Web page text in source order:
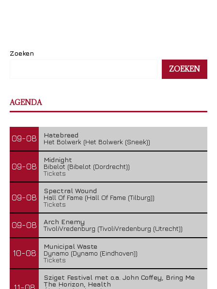
Zoeken
ZOEKEN
AGENDA
09-08
Hatebreed
Het Bolwerk (Het Bolwerk (Sneek))
09-08
Midnight
Bibelot (Bibelot (Dordrecht))
Tickets
09-08
Spectral Wound
Hall Of Fame (Hall Of Fame (Tilburg))
Tickets
09-08
Arch Enemy
TivoliVredenburg (TivoliVredenburg (Utrecht))
10-08
Municipal Waste
Dynamo (Dynamo (Eindhoven))
Tickets
Sziget Festival met o.a. John Coffey, Bring Me
The Horizon, Health